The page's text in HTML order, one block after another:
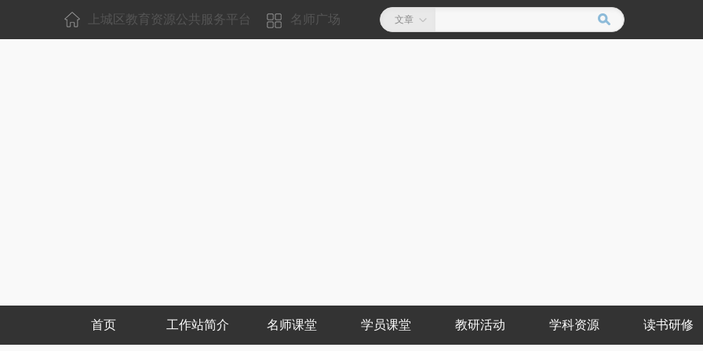
上城区教育资源公共服务平台 名师广场 文章
首页 工作站简介 名师课堂 学员课堂 教研活动 学科资源 读书研修